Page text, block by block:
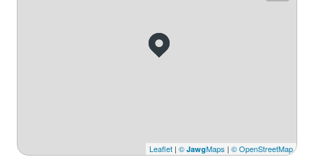
Leaflet | © JawgMaps | © OpenStreetMap